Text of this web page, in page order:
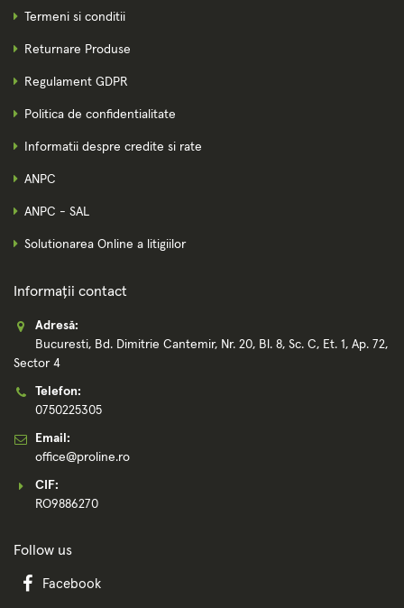
Termeni si conditii
Returnare Produse
Regulament GDPR
Politica de confidentialitate
Informatii despre credite si rate
ANPC
ANPC - SAL
Solutionarea Online a litigiilor
Informații contact
Adresă:
Bucuresti, Bd. Dimitrie Cantemir, Nr. 20, Bl. 8, Sc. C, Et. 1, Ap. 72,
Sector 4
Telefon:
0750225305
Email:
office@proline.ro
CIF:
RO9886270
Follow us
Facebook